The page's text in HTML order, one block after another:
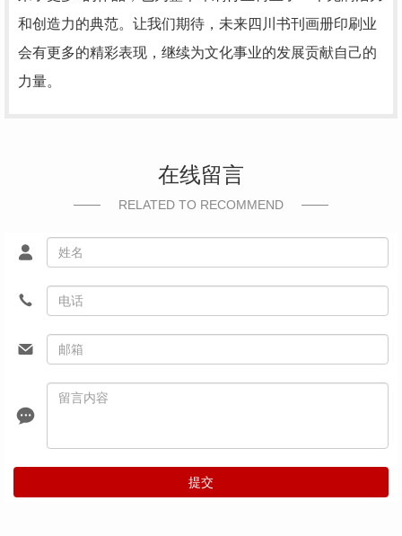
和创造力的典范。让我们期待，未来四川书刊画册印刷业
会有更多的精彩表现，继续为文化事业的发展贡献自己的
力量。
在线留言
RELATED TO RECOMMEND
提交